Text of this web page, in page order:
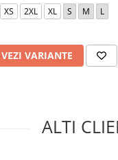
XS 2XL XL S M L
VEZI VARIANTE
ALTI